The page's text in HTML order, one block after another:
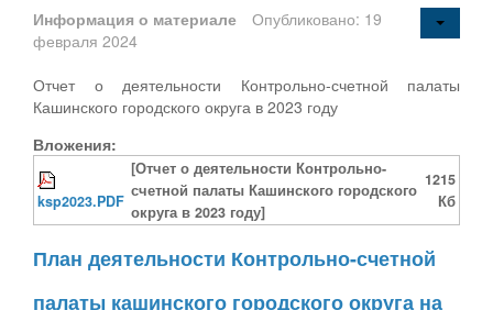
Информация о материале
Опубликовано: 19
февраля 2024
Отчет о деятельности Контрольно-счетной палаты
Кашинского городского округа в 2023 году
Вложения:
ksp2023.PDF
[Отчет о деятельности Контрольно-
счетной палаты Кашинского городского
округа в 2023 году]
1215
Кб
План деятельности Контрольно-счетной
палаты кашинского городского округа на